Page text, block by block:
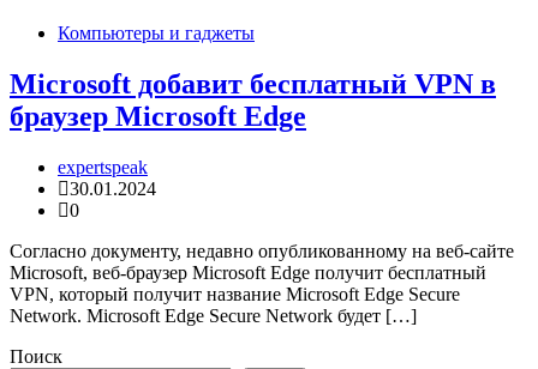
Компьютеры и гаджеты
Microsoft добавит бесплатный VPN в
браузер Microsoft Edge
expertspeak
30.01.2024
0
Согласно документу, недавно опубликованному на веб-сайте
Microsoft, веб-браузер Microsoft Edge получит бесплатный
VPN, который получит название Microsoft Edge Secure
Network. Microsoft Edge Secure Network будет […]
Поиск